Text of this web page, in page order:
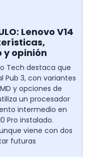
Lenovo V14
opinión
Tech destaca que
Pub 3, con variantes
y opciones de
un procesador
intermedio en
Pro instalado.
viene con dos
futuras